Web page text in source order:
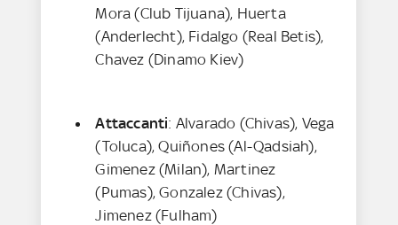
Mora (Club Tijuana), Huerta
(Anderlecht), Fidalgo (Real Betis),
Chavez (Dinamo Kiev)
Attaccanti: Alvarado (Chivas), Vega
(Toluca), Quiñones (Al-Qadsiah),
Gimenez (Milan), Martinez
(Pumas), Gonzalez (Chivas),
Jimenez (Fulham)